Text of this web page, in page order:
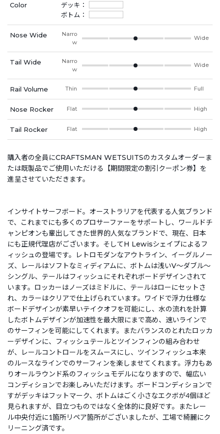
Color
デッキ：
ボトム：
Nose Wide
Narro
w
Wide
Tail Wide
Narro
w
Wide
Rail Volume Thin Full
Nose Rocker Flat High
Tail Rocker Flat High
購入者の全員にCRAFTSMAN WETSUITSのカスタムオーダーま
たは既製品でご使用いただける【期間限定の割引クーポン券】を
進呈させていただきます。
インサイトサーフボード。オーストラリアを代表する人気ブランド
で、これまでにも多くのプロサーファーをサポートし、ワールドチ
ャンピオンも輩出してきた世界的人気なブランドで、現在、日本
にも正規代理店がございます。そしてH Lewisシェイプによるフ
ィッシュの登場です。レトロモダンなアウトライン、イーグルノー
ズ、レールはソフトなミィディアムに、ボトムは浅いV～ダブル～
シングル、テールはフィッシュにそれぞれボードデザインされて
います。ロッカーはノーズはミドルに、テールはローにセットさ
れ、カラーはクリアで仕上げられています。ワイドで浮力仕様な
ボードデザインが素早いテイクオフを可能にし、水の流れを計算
したボトムデザインが加速性を最大限にまで高め、速いラインで
のサーフィンを可能にしてくれます。またバランスのとれたロッカ
ーデザインに、フィッシュテールとツインフィンの組み合わせ
が、レールコントロールをスムースにし、ツインフィッシュ本来
のルースなラインでのサーフィンを楽しませてくれます。浮力もあ
りオールラウンド系のフィッシュモデルになりますので、幅広い
コンディションでお楽しみいただけます。ボードコンディションで
すがデッキはフットマーク、ボトムはごく小さなエクボが4個ほど
見られますが、目立つものではなく全体的に良好です。またレー
ル中央付近に1箇所リペア箇所がございましたが、工場で綺麗にク
リーニング済です。